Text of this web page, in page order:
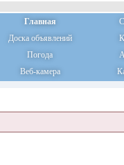
Главная
Доска объявлений
Погода
Веб-камера